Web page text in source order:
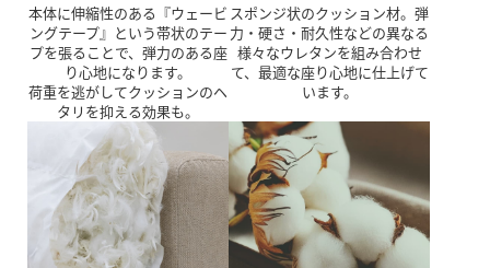
本体に伸縮性のある『ウェービ
ングテープ』という帯状のテー
プを張ることで、弾力のある座
り心地になります。
荷重を逃がしてクッションのヘ
タリを抑える効果も。
スポンジ状のクッション材。弾
力・硬さ・耐久性などの異なる
様々なウレタンを組み合わせ
て、最適な座り心地に仕上げて
います。